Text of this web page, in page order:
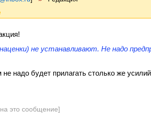
не устанавливают. Не надо
надо будет прилагать столько же
это сообщение]